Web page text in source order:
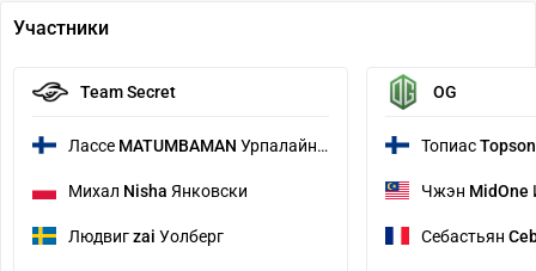
Участники
Team Secret
Лассе MATUMBAMAN Урпалайнен
Михал Nisha Янковски
Людвигzai Уолберг
OG
ТопиасTopson
Чжэн MidOne
Себастьян